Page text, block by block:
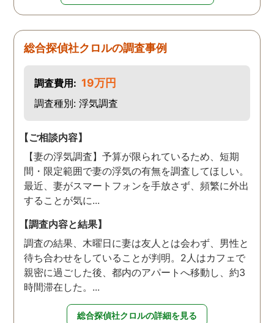
総合探偵社クロルの調査事例
調査費用: 19万円
調査種別: 浮気調査
【ご相談内容】
【妻の浮気調査】予算が限られているため、短期
間・限定範囲で妻の浮気の有無を調査してほしい。
最近、妻がスマートフォンを手放さず、頻繁に外出
することが気に...
【調査内容と結果】
調査の結果、木曜日に妻は友人とは会わず、男性と
待ち合わせをしていることが判明。2人はカフェで
親密に過ごした後、都内のアパートへ移動し、約3
時間滞在した。...
総合探偵社クロルの詳細を見る